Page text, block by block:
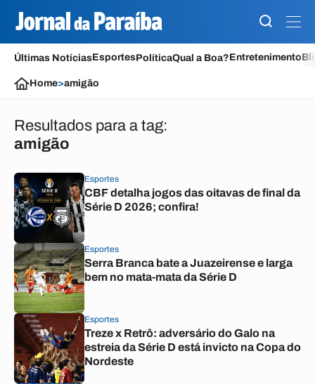
Últimas NotíciasEsportesPolíticaQual a Boa?Entretenimento
Home>amigão
Resultados para a tag:
amigão
Esportes
CBF detalha jogos das oitavas de final da
Série D 2026; confira!
Esportes
Serra Branca bate a Juazeirense e larga
bem no mata-mata da Série D
Esportes
Treze x Retrô: adversário do Galo na
estreia da Série D está invicto na Copa do
Nordeste